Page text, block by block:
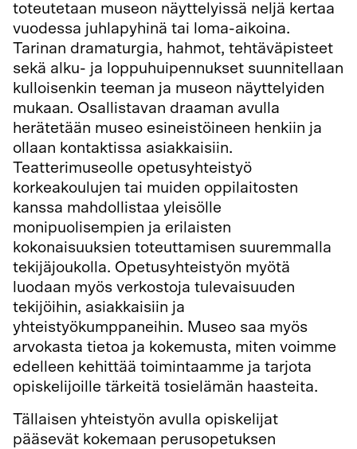
toteutetaan museon näyttelyissä neljä kertaa
vuodessa juhlapyhinä tai loma-aikoina.
Tarinan dramaturgia, hahmot, tehtäväpisteet
sekä alku- ja loppuhuipennukset suunnitellaan
kulloisenkin teeman ja museon näyttelyiden
mukaan. Osallistavan draaman avulla
herätetään museo esineistöineen henkiin ja
ollaan kontaktissa asiakkaisiin.
Teatterimuseolle opetusyhteistyö
korkeakoulujen tai muiden oppilaitosten
kanssa mahdollistaa yleisölle
monipuolisempien ja erilaisten
kokonaisuuksien toteuttamisen suuremmalla
tekijäjoukolla. Opetusyhteistyön myötä
luodaan myös verkostoja tulevaisuuden
tekijöihin, asiakkaisiin ja
yhteistyökumppaneihin. Museo saa myös
arvokasta tietoa ja kokemusta, miten voimme
edelleen kehittää toimintaamme ja tarjota
opiskelijoille tärkeitä tosielämän haasteita.
Tällaisen yhteistyön avulla opiskelijat
pääsevät kokemaan perusopetuksen